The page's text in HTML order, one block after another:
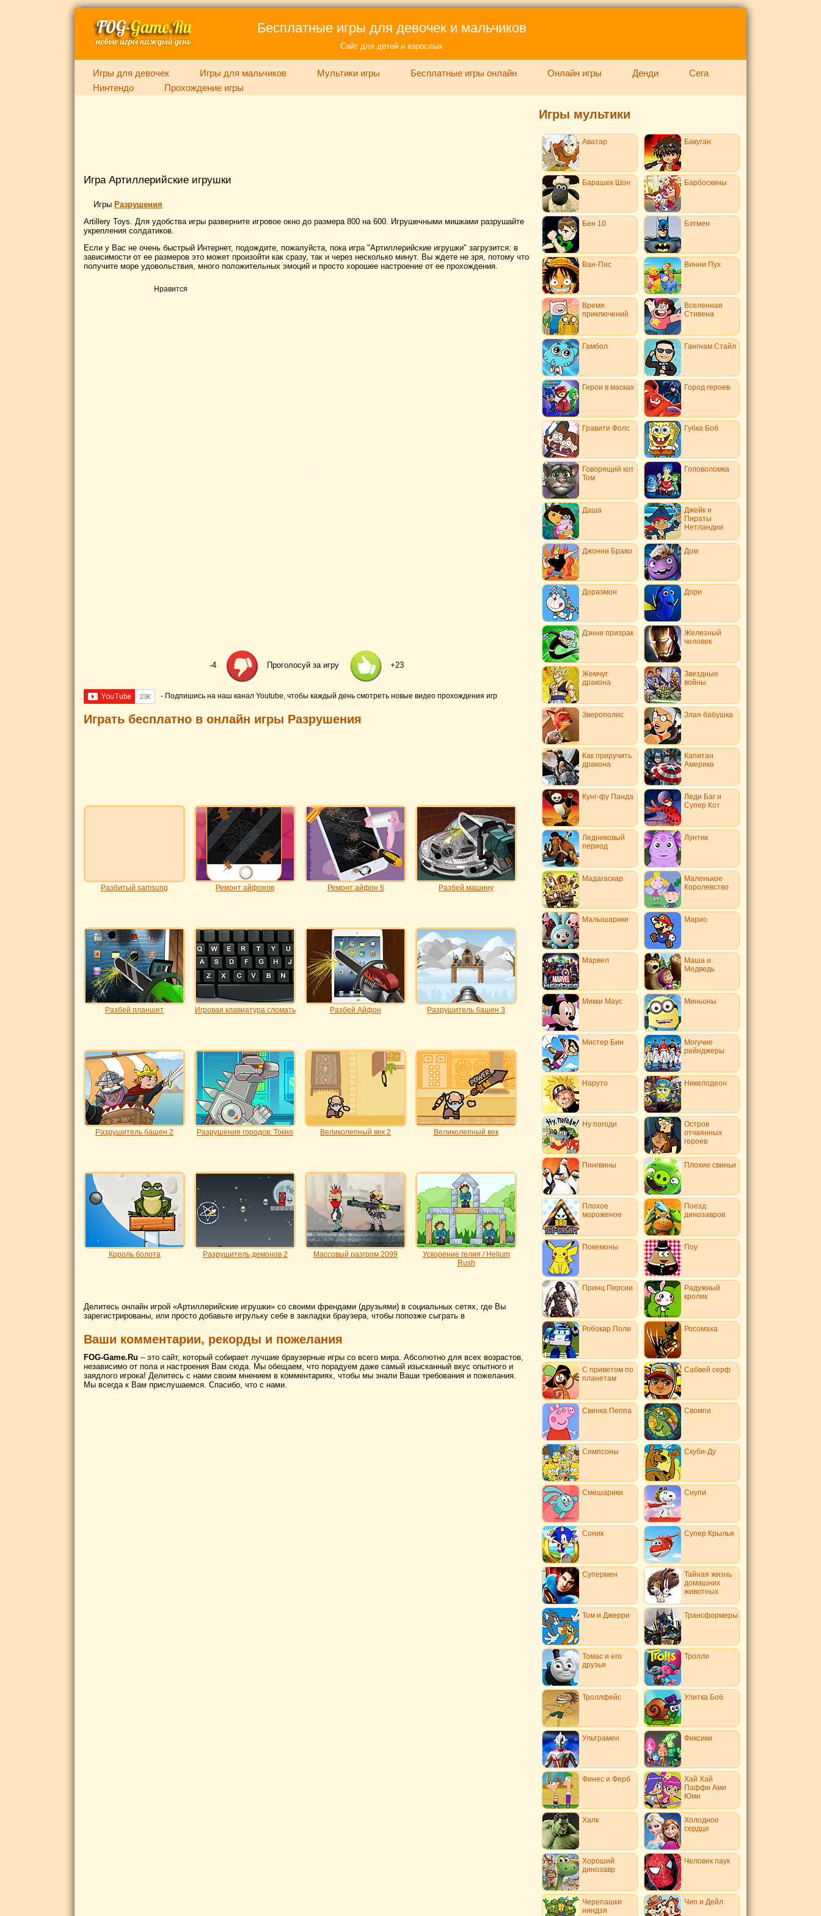
Бесплатные игры для девочек и мальчиков
Сайт для детей и взрослых
Игры для девочек Игры для мальчиков Мультики игры Бесплатные игры онлайн Онлайн игры Денди
Сега
Нинтендо
Прохождение игры
Игра Артиллерийские игрушки
Игры Разрушения
Artillery Toys. Для удобства игры разверните игровое окно до размера 800 на 600. Игрушечными мишками разрушайте
укрепления солдатиков.
Если у Вас не очень быстрый Интернет, подождите, пожалуйста, пока игра "Артиллерийские игрушки" загрузится: в
зависимости от ее размеров это может произойти как сразу, так и через несколько минут. Вы ждете не зря, потому что
получите море удовольствия, много положительных эмоций и просто хорошее настроение от ее прохождения.
Нравится
-4 Проголосуй за игру +23
- Подпишись на наш канал Youtube, чтобы каждый день смотреть новые видео прохождения игр
Играть бесплатно в онлайн игры Разрушения
Разбитый samsung Ремонт айфонов Ремонт айфон 6 Разбей машину
Разбей планшет Игровая клавиатура сломать Разбей Айфон Разрушитель башен 3
Разрушитель башен 2 Разрушения городов: Токио Великолепный век 2 Великолепный век
Король болота Разрушитель демонов 2 Массовый разгром 2099
Ускорение гелия / Helium
Rush
Делитесь онлайн игрой «Артиллерийские игрушки» со своими френдами (друзьями) в социальных сетях, где Вы
зарегистрированы, или просто добавьте игрульку себе в закладки браузера, чтобы попозже сыграть в
Ваши комментарии, рекорды и пожелания
FOG-Game.Ru – это сайт, который собирает лучшие браузерные игры со всего мира. Абсолютно для всех возрастов,
независимо от пола и настроения Вам сюда. Мы обещаем, что порадуем даже самый изысканный вкус опытного и
заядлого игрока! Делитесь с нами своим мнением в комментариях, чтобы мы знали Ваши требования и пожелания.
Мы всегда к Вам прислушаемся. Спасибо, что с нами.
Игры мультики
Аватар Бакуган
Барашек Шон Барбоскины
Бен 10 Бэтмен
Ван-Пис Винни Пух
Время
приключений
Вселенная
Стивена
Гамбол Гангнам Стайл
Герои в масках Город героев
Гравити Фолс Губка Боб
Говорящий кот
Том
Головоломка
Даша
Джейк и
Пираты
Нетландии
Джонни Браво Дом
Дораэмон Дори
Дэнни призрак
Железный
человек
Жемчуг
дракона
Звездные
войны
Зверополис Злая бабушка
Как приручить
дракона
Капитан
Америка
Кунг-фу Панда
Леди Баг и
Супер Кот
Ледниковый
период
Лунтик
Мадагаскар
Маленькое
Королевство
Малышарики Марио
Марвел
Маша и
Медведь
Микки Маус Миньоны
Мистер Бин
Могучие
рейнджеры
Наруто Никелодеон
Ну погоди
Остров
отчаянных
героев
Пингвины Плохие свиньи
Плохое
мороженое
Поезд
динозавров
Покемоны Поу
Принц Персии
Радужный
кролик
Робокар Поли Росомаха
С приветом по
планетам
Сабвей серф
Свинка Пеппа Свомпи
Симпсоны Скуби-Ду
Смешарики Снупи
Соник Супер Крылья
Супермен
Тайная жизнь
домашних
животных
Том и Джерри Трансформеры
Томас и его
друзья
Тролли
Троллфейс Улитка Боб
Ультрамен Фиксики
Финес и Ферб
Хай Хай
Паффи Ами
Юми
Халк
Холодное
сердце
Хороший
динозавр
Человек паук
Черепашки
ниндзя
Чип и Дейл